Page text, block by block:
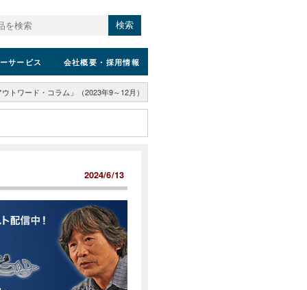
検索
サービス 会社概要 ・採用情報
トワード・コラム」（2023年9～12月）
2024/6/13